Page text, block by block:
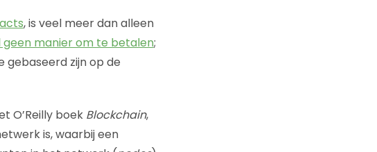
, is veel meer dan alleen
manier om te betalen;
gebaseerd zijn op de
O’Reilly boek Blockchain,
is, waarbij een